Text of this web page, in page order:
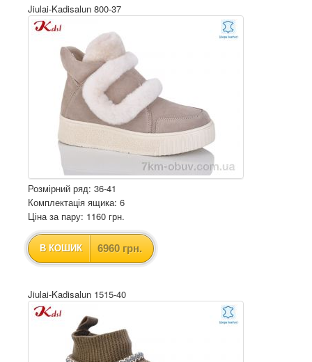
Jiulai-Kadisalun 800-37
Розмірний ряд: 36-41
Комплектація ящика: 6
Ціна за пару: 1160 грн.
В КОШИК 6960 грн.
Jiulai-Kadisalun 1515-40